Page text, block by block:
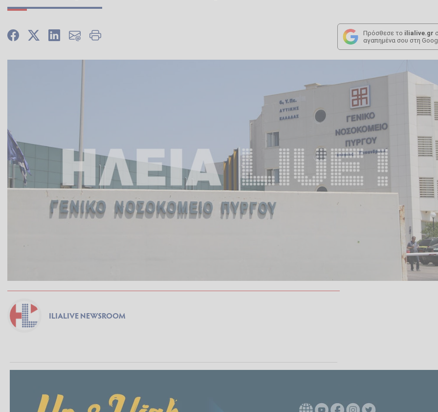
Πρόσθεσε το ilialive.gr
αγαπημένα σου στη
ILIALIVE NEWSROOM